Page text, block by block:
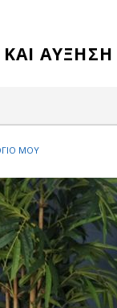
ΚΑΙ
ΜΟΥ